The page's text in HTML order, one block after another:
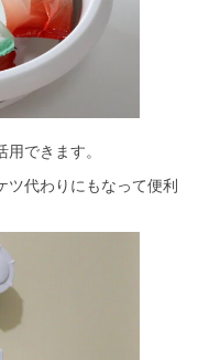
できます。
代わりにもなって便利